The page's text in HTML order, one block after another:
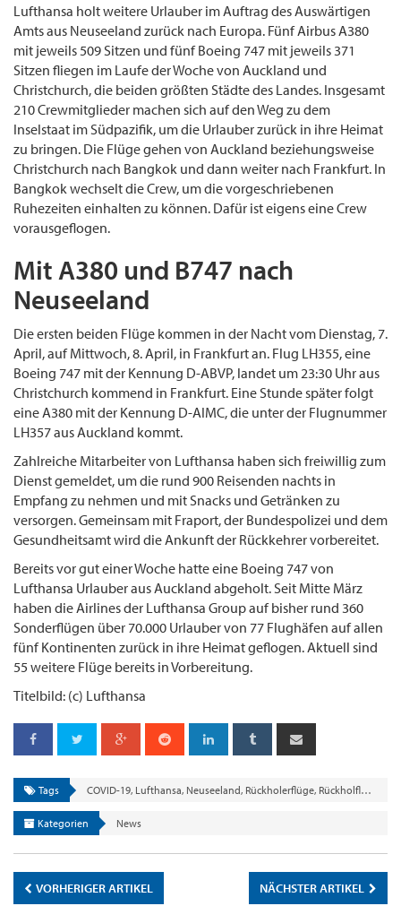
Lufthansa holt weitere Urlauber im Auftrag des Auswärtigen
Amts aus Neuseeland zurück nach Europa. Fünf Airbus A380
mit jeweils 509 Sitzen und fünf Boeing 747 mit jeweils 371
Sitzen fliegen im Laufe der Woche von Auckland und
Christchurch, die beiden größten Städte des Landes. Insgesamt
210 Crewmitglieder machen sich auf den Weg zu dem
Inselstaat im Südpazifik, um die Urlauber zurück in ihre Heimat
zu bringen. Die Flüge gehen von Auckland beziehungsweise
Christchurch nach Bangkok und dann weiter nach Frankfurt. In
Bangkok wechselt die Crew, um die vorgeschriebenen
Ruhezeiten einhalten zu können. Dafür ist eigens eine Crew
vorausgeflogen.
Mit A380 und B747 nach
Neuseeland
Die ersten beiden Flüge kommen in der Nacht vom Dienstag, 7.
April, auf Mitt­woch, 8. April, in Frankfurt an. Flug LH355, eine
Boeing 747 mit der Kennung D-ABVP, landet um 23:30 Uhr aus
Christchurch kommend in Frankfurt. Eine Stunde später folgt
eine A380 mit der Kennung D-AIMC, die unter der Flugnummer
LH357 aus Auckland kommt.
Zahlreiche Mitarbeiter von Lufthansa haben sich freiwillig zum
Dienst gemeldet, um die rund 900 Reisenden nachts in
Empfang zu nehmen und mit Snacks und Getränken zu
versorgen. Gemeinsam mit Fraport, der Bundespolizei und dem
Gesundheitsamt wird die Ankunft der Rückkehrer vorbereitet.
Bereits vor gut einer Woche hatte eine Boeing 747 von
Lufthansa Urlauber aus Auckland abgeholt. Seit Mitte März
haben die Airlines der Lufthansa Group auf bisher rund 360
Son­derflügen über 70.000 Urlauber von 77 Flughäfen auf allen
fünf Kontinenten zurück in ihre Heimat geflogen. Aktuell sind
55 weitere Flüge bereits in Vorbereitung.
Titelbild: (c) Lufthansa
Tags COVID-19, Lufthansa, Neuseeland, Rückholerflüge, Rückholflüge
Kategorien News
VORHERIGER ARTIKEL NÄCHSTER ARTIKEL